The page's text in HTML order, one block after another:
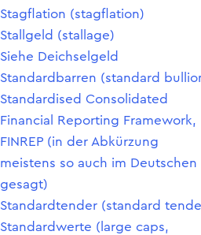
Stagflation (stagflation)
Stallgeld (stallage)
Siehe Deichselgeld
Standardbarren (standard
Standardised Consolidated
Financial Reporting Framework,
FINREP (in der Abkürzung
meistens so auch im Deutschen
gesagt)
Standardtender (standard
Standardwerte (large caps,